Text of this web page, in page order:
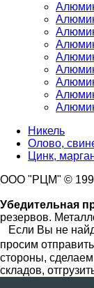
Никель
Олово,
Цинк,
ООО "РЦМ" ©
Убедительная
резервов.
Если Вы не
просим
стороны,
складов,